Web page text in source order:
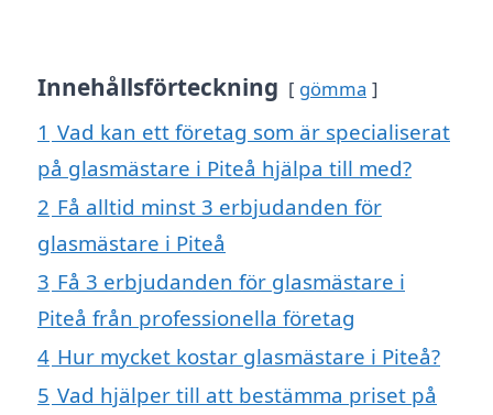
Innehållsförteckning gömma
1 Vad kan ett företag som är specialiserat
på glasmästare i Piteå hjälpa till med?
2 Få alltid minst 3 erbjudanden för
glasmästare i Piteå
3 Få 3 erbjudanden för glasmästare i
Piteå från professionella företag
4 Hur mycket kostar glasmästare i Piteå?
5 Vad hjälper till att bestämma priset på